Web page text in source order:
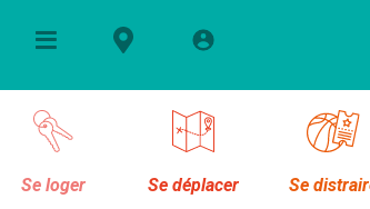
Se loger Se déplacer Se